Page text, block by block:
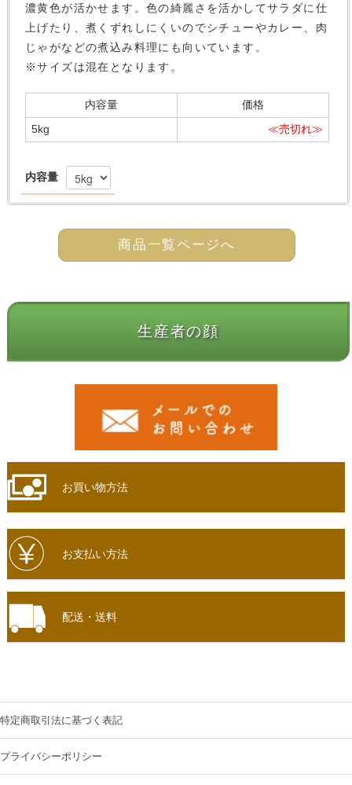
濃黄色が活かせます。色の綺麗さを活かしてサラダに仕
上げたり、煮くずれしにくいのでシチューやカレー、肉
じゃがなどの煮込み料理にも向いています。
※サイズは混在となります。
内容量
価格
5kg
≪売切れ≫
内容量
商品一覧ページへ
生産者の顔
お買い物方法
お支払い方法
配送・送料
特定商取引法に基づく表記
プライバシーポリシー